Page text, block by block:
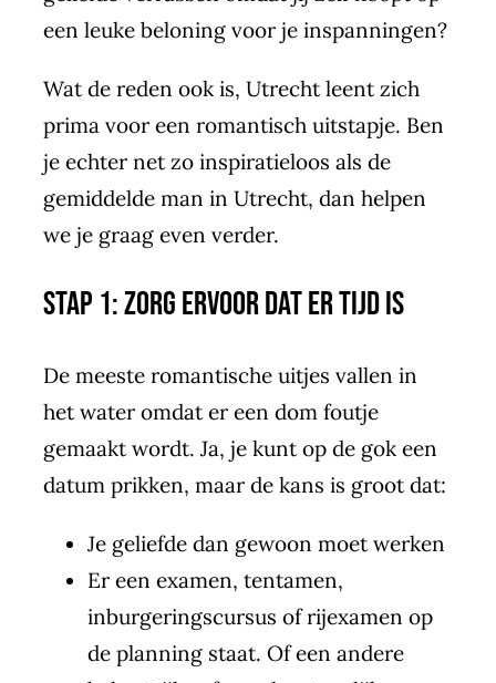
een leuke beloning voor je inspanningen?
Wat de reden ook is, Utrecht leent zich
prima voor een romantisch uitstapje. Ben
je echter net zo inspiratieloos als de
gemiddelde man in Utrecht, dan helpen
we je graag even verder.
Stap 1: zorg ervoor dat er tijd is
De meeste romantische uitjes vallen in
het water omdat er een dom foutje
gemaakt wordt. Ja, je kunt op de gok een
datum prikken, maar de kans is groot dat:
Je geliefde dan gewoon moet werken
Er een examen, tentamen,
inburgeringscursus of rijexamen op
de planning staat. Of een andere